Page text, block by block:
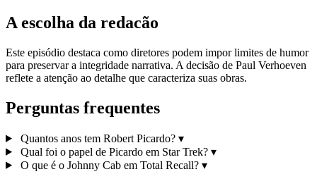
A escolha da redacão
Este episódio destaca como diretores podem impor limites de humor
para preservar a integridade narrativa. A decisão de Paul Verhoeven
reflete a atenção ao detalhe que caracteriza suas obras.
Perguntas frequentes
Quantos anos tem Robert Picardo? ▾
Qual foi o papel de Picardo em Star Trek? ▾
O que é o Johnny Cab em Total Recall? ▾